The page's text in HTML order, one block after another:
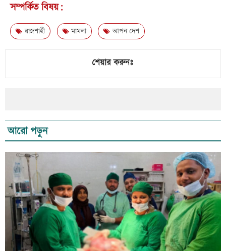
সম্পর্কিত বিষয়:
রাজশাহী মামলা আপন দেশ
শেয়ার করুনঃ
আরো পড়ুন